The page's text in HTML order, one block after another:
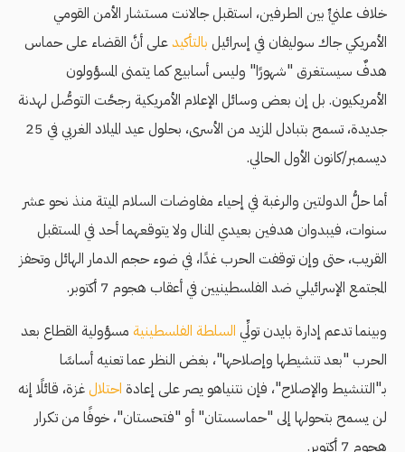
خلاف علنيٍّ بين الطرفين، استقبل جالانت مستشار الأمن القومي
الأمريكي جاك سوليفان في إسرائيل بالتأكيدعلى أنَّ القضاء على حماس
هدفٌ سيستغرق "شهورًا" وليس أسابيع كما يتمنى المسؤولون
الأمريكيون. بل إن بعض وسائل الإعلام الأمريكية رجحَّت التوصُّل لهدنة
جديدة، تسمح بتبادل المزيد من الأسرى، بحلول عيد الميلاد الغربي في 25
ديسمبر/كانون الأول الحالي.
أما حلُّ الدولتين والرغبة في إحياء مفاوضات السلام الميتة منذ نحو عشر
سنوات، فيبدوان هدفين بعيدي المنال ولا يتوقعهما أحد في المستقبل
القريب، حتى وإن توقفت الحرب غدًا، في ضوء حجم الدمار الهائل وتحفز
المجتمع الإسرائيلي ضد الفلسطينيين في أعقاب هجوم 7 أكتوبر.
وبينما تدعم إدارة بايدن تولِّي السلطة الفلسطينية مسؤولية القطاع بعد
الحرب "بعد تنشيطها وإصلاحها"، بغض النظر عما تعنيه أساسًا
بـ"التنشيط والإصلاح"، فإن نتنياهو يصر على إعادة احتلالغزة، قائلًا إنه
لن يسمح بتحولها إلى "حماسستان" أو "فتحستان"، خوفًا من تكرار
هجوم 7 أكتوبر.